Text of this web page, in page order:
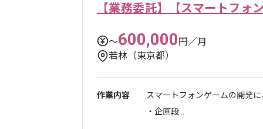
【業務委託】【スマートフォ
〜600,000円／月
若林（東京都）
作業内容
スマートフォンゲームの開発
・企画段...